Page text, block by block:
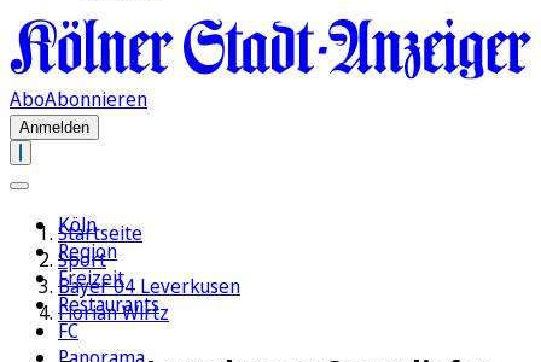
AboAbonnieren
Anmelden
Köln
Region
Freizeit
Restaurants
FC
Startseite
Sport
Bayer 04 Leverkusen
Florian Wirtz